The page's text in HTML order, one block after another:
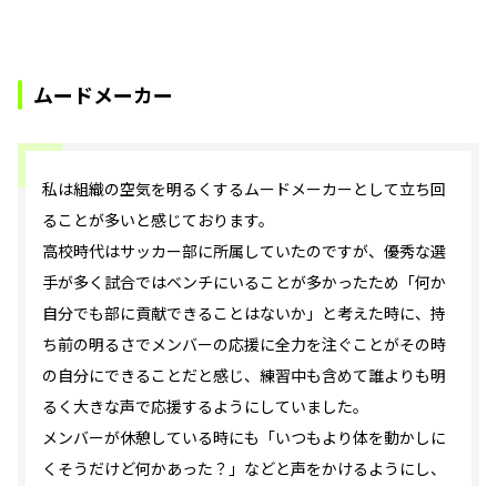
ムードメーカー
私は組織の空気を明るくするムードメーカーとして立ち回
ることが多いと感じております。
高校時代はサッカー部に所属していたのですが、優秀な選
手が多く試合ではベンチにいることが多かったため「何か
自分でも部に貢献できることはないか」と考えた時に、持
ち前の明るさでメンバーの応援に全力を注ぐことがその時
の自分にできることだと感じ、練習中も含めて誰よりも明
るく大きな声で応援するようにしていました。
メンバーが休憩している時にも「いつもより体を動かしに
くそうだけど何かあった？」などと声をかけるようにし、